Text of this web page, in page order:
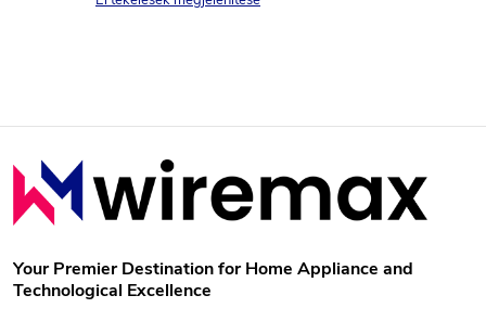
n
y
í
t
á
L
á
bYour Premier Destination for Home Appliance and
Technological Excellence